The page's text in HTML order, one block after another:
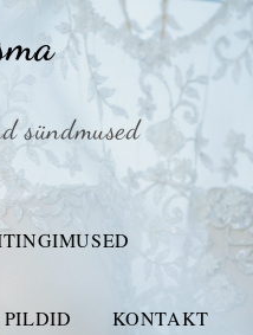
sündmused
PILDID KONTAKT